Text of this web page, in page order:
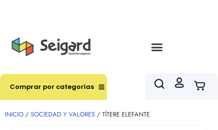
Comprar por categorías
INICIO / SOCIEDAD Y VALORES / TÍTERE ELEFANTE